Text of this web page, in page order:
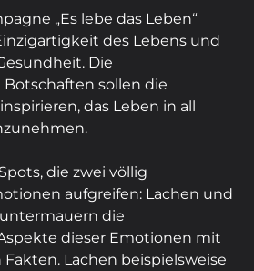
„Es lebe das Leben“
des Lebens und
Die
sollen die
das Leben in all
die zwei völlig
aufgreifen: Lachen und
die
dieser Emotionen mit
Lachen beispielsweise